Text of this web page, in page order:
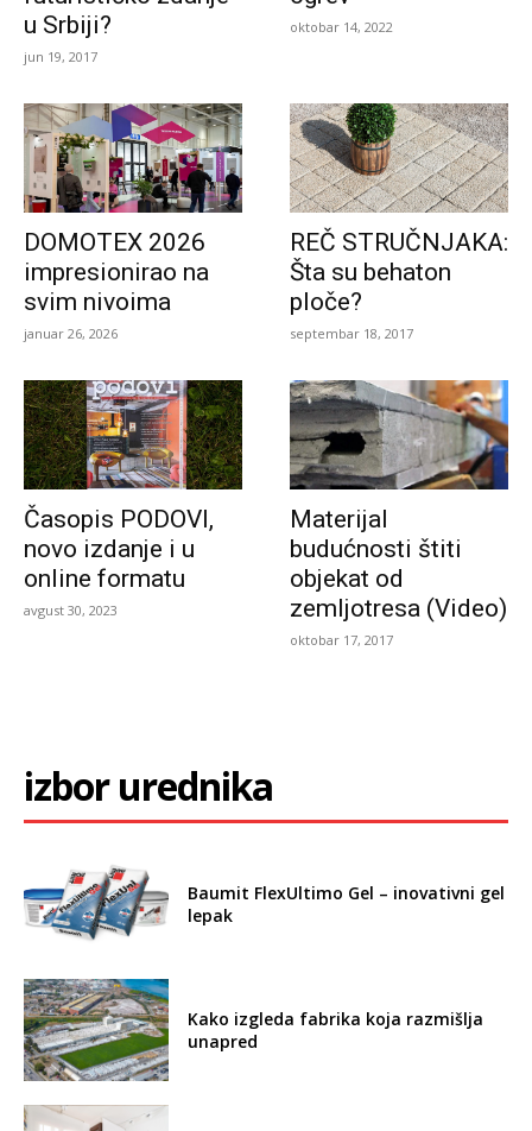
u Srbiji?
jun 19, 2017
oktobar 14, 2022
DOMOTEX 2026
impresionirao na
svim nivoima
januar 26, 2026
REČ STRUČNJAKA:
Šta su behaton
ploče?
septembar 18, 2017
Časopis PODOVI,
novo izdanje i u
online formatu
avgust 30, 2023
Materijal
budućnosti štiti
objekat od
zemljotresa (Video)
oktobar 17, 2017
izbor urednika
Baumit FlexUltimo Gel – inovativni gel
lepak
Kako izgleda fabrika koja razmišlja
unapred